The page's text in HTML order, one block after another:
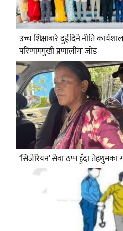
उच्च शिक्षाबारे दुईदिने नीति
परिणाममुखी प्रणालीमा जोड
‘सिजेरियन’ सेवा ठप्प हुँदा तेह्रथुमका